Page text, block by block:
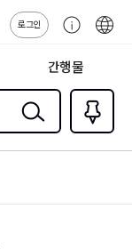
로그인
센
간행물
검색
즐겨찾
기0